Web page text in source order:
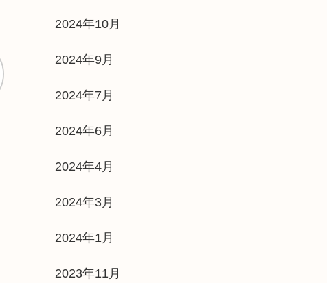
2024年10月
2024年9月
2024年7月
2024年6月
2024年4月
2024年3月
2024年1月
2023年11月